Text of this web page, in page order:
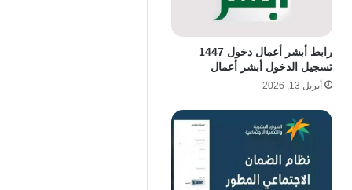
رابط أبشر أعمال دخول 1447
تسجيل الدخول أبشر أعمال
أبريل 13, 2026